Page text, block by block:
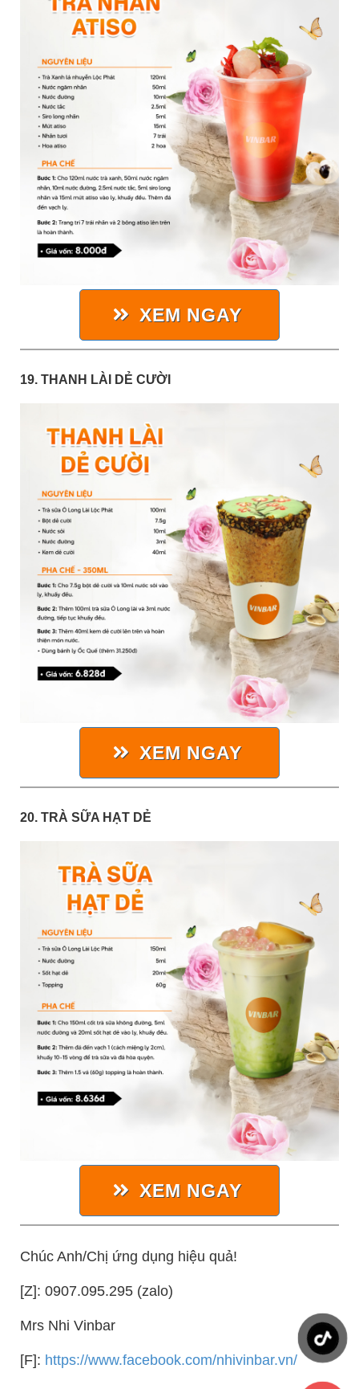
XEM NGAY
19. THANH LÀI DẺ CƯỜI
XEM NGAY
20. TRÀ SỮA HẠT DẺ
XEM NGAY
Chúc Anh/Chị ứng dụng hiệu quả!
[Z]: 0907.095.295 (zalo)
Mrs Nhi Vinbar
[F]: https://www.facebook.com/nhivinbar.vn/